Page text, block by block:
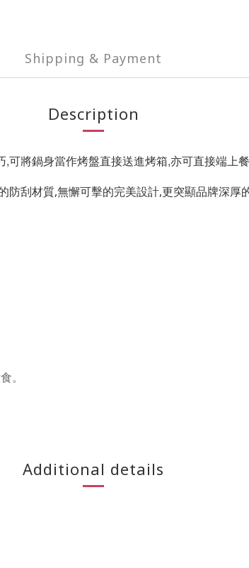
Shipping & Payment
Description
將鍋身當作烤盤直接送進烤箱,亦可直接端上
刮材質,無懈可擊的完美設計,更突顯品牌深厚
。
Additional details